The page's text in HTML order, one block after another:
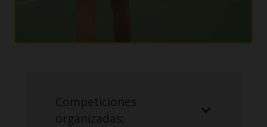
Competiciones
organizadas: